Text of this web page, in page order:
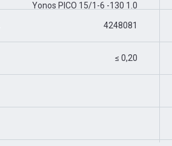
Yonos PICO 15/1-6 -130 1.0
4248081
≤ 0,20